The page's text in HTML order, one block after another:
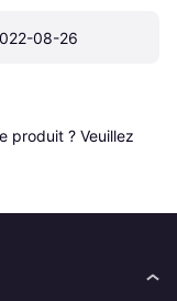
08-26
produit ? Veuillez